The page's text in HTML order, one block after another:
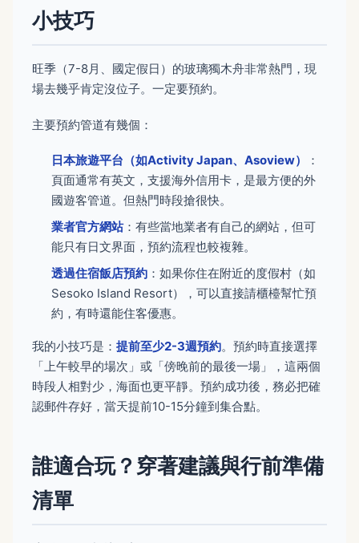
小技巧
旺季（7-8月、國定假日）的玻璃獨木舟非常熱門，現
場去幾乎肯定沒位子。一定要預約。
主要預約管道有幾個：
日本旅遊平台（如Activity Japan、Asoview）
：
頁面通常有英文，支援海外信用卡，是最方便的外
國遊客管道。但熱門時段搶很快。
業者官方網站：有些當地業者有自己的網站，但可
能只有日文界面，預約流程也較複雜。
透過住宿飯店預約 ：如果你住在附近的度假村（如
Sesoko Island Resort），可以直接請櫃檯幫忙預
約，有時還能住客優惠。
我的小技巧是： 提前至少2-3週預約。預約時直接選擇
「上午較早的場次」或「傍晚前的最後一場」，這兩個
時段人相對少，海面也更平靜。預約成功後，務必把確
認郵件存好，當天提前10-15分鐘到集合點。
誰適合玩？穿著建議與行前準備
清單